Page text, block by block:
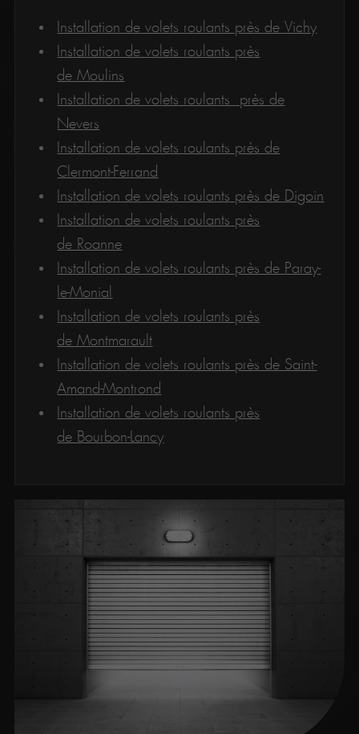
Installation de volets roulants près de Vichy
Installation de volets roulants près
de Moulins
Installation de volets roulants près de
Nevers
Installation de volets roulants près de
Clermont-Ferrand
Installation de volets roulants près de Digoin
Installation de volets roulants près
de Roanne
Installation de volets roulants près de Paray-
le-Monial
Installation de volets roulants près
de Montmarault
Installation de volets roulants près de Saint-
Amand-Montrond
Installation de volets roulants près
de Bourbon-Lancy